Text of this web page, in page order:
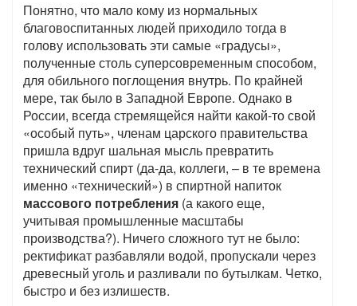
Понятно, что мало кому из нормальных
благовоспитанных людей приходило тогда в
голову использовать эти самые «градусы»,
полученные столь суперсовременным способом,
для обильного поглощения внутрь. По крайней
мере, так было в Западной Европе. Однако в
России, всегда стремящейся найти какой-то свой
«особый путь», членам царского правительства
пришла вдруг шальная мысль превратить
технический спирт (да-да, коллеги, – в те времена
именно «технический») в спиртной напиток
массового потребления (а какого еще,
учитывая промышленные масштабы
производства?). Ничего сложного тут не было:
ректификат разбавляли водой, пропускали через
древесный уголь и разливали по бутылкам. Четко,
быстро и без излишеств.